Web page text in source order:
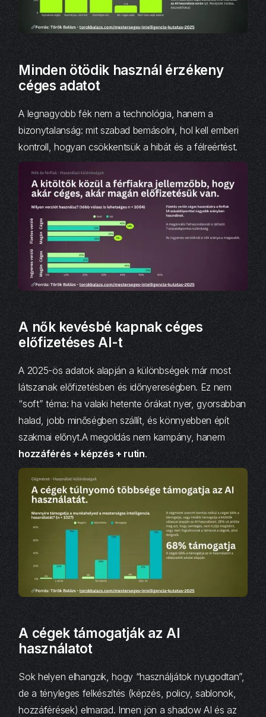
Minden ötödik használ érzékeny
céges adatot
A legnagyobb fék nem a technológia, hanem a
bizonytalanság: mit szabad bemásolni, hol kell emberi
kontroll, hogyan csökkentsük a hibát és a félreértést.
A nők kevésbé kapnak céges
előfizetéses AI-t
A 2025-ös adatok alapján a különbségek már most
látszanak előfizetésben és időnyereségben. Ez nem
“soft” téma: ha valaki hetente órákat nyer, gyorsabban
halad, jobb minőségben szállít, és könnyebben épít
szakmai előnyt.A megoldás nem kampány, hanem
hozzáférés + képzés + rutin.
A cégek támogatják az AI
használatot
Sok helyen elhangzik, hogy “használjátok nyugodtan”,
de a tényleges felkészítés (képzés, policy, sablonok,
hozzáférések) elmarad. Innen jön a shadow AI és az